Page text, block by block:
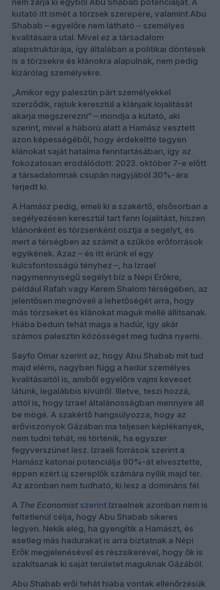
nem zárja ki egyből Abu Shabab potenciálját. A
kutató itt ismét a törzsek szerepére, valamint Abu
Shabab – egyelőre nem látható – személyes
kvalitásaira utal. Mivel ez a társadalom
alapstruktúrája, így általában a politikai döntések
is a törzsekre és klánokra alapulnak, nem pedig
kizárólag személyekre.
„Amikor egy palesztin párt személyekkel
szerződik, rajtuk keresztül a klánjaik lojalitását
akarja megszerezni” – mondja a kutató, aki
szerint, mivel a háború alatt a Hamász vesztett
azon képességéből, hogy érdekeltté tegyen
klánokat saját hatalma fenntartásában, így az
fokozatosan erodálódott: 2023. október 7-e előtt
a társadalomnak csupán nagyjából 30%-ára
terjedt ki.
A Hamász pedig, emeli ki a szakértő, elsősorban a
segélyezésen keresztül tart fenn lojalitást, hiszen
klánonként és törzsenként osztja a segélyt, és
mert a térségben az számít a szűkös erőforrások
egyikének. Azaz – és itt érünk el egy
kulcsfontosságú tényhez –, ha Izrael
nagymennyiségű segélyt bíz a Népi Erőkre,
például Rafah vagy Kerem Shalom térségében, az
jelentősen megnöveli a lehetőségét arra, hogy
más törzseket és klánokat maguk mellé állítsanak.
Hiába beduin tehát maga a hadúr, így akár
számos palesztin közösséget meg tudna nyerni.
Sayfo Omar szerint az, hogy Abu Shabab mit tud
majd elérni, nagyban függ a hadúr személyes
kvalitásaitól is, amiből egyelőre vajmi keveset
látunk, legalábbis kívülről. Illetve, teszi hozzá,
attól is, hogy Izrael általánosságban mennyire áll
be mögé. A szakértő hangsúlyozza, hogy az
erőviszonyok Gázában ma teljesen képlékenyek,
nem tudni tehát, mi történik, ha egyszer
fegyverszünet lesz. Izraeli források szerint a
Hamász katonai potenciálja 90%-át elvesztette,
éppen ezért új szereplők számára nyílik majd tér.
Az azonban nem tudható, ki lesz a domináns fél.
A The Economist szerint Izraelnek azonban nem is
feltétlenül célja, hogy Abu Shabab sikeres
legyen. Nekik elég, ha gyengítik a Hamászt, és
esetleg más hadurakat is arra biztatnak a Népi
Erők megjelenésével és részsikerével, hogy ők is
szakítsanak ki saját területet maguknak Gázából.
Abu Shabab erői tehát hiába vontak ellenőrzésük